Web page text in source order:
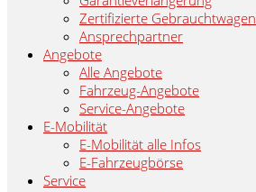
Zertifizierte Gebrauchtwagen
Ansprechpartner
Angebote
Alle Angebote
Fahrzeug-Angebote
Service-Angebote
E-Mobilität
E-Mobilität alle Infos
E-Fahrzeugbörse
Service